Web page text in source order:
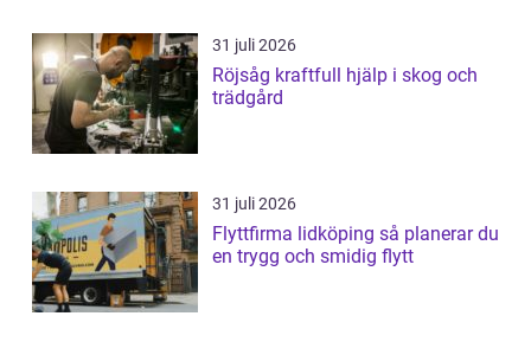
31 juli 2026
Röjsåg kraftfull hjälp i skog och
trädgård
31 juli 2026
Flyttfirma lidköping så planerar du
en trygg och smidig flytt